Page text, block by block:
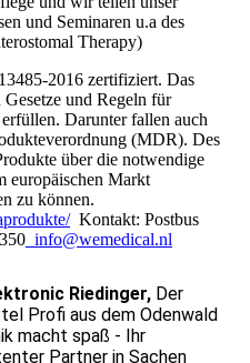
und Seminaren u.a des
Therapy)
2016 zertifiziert. Das
und Regeln für
Darunter fallen auch
(MDR). Des
über die notwendige
europäischen Markt
zu können.
Kontakt: Postbus
info@wemedical.nl
Riedinger, Der
Profi aus dem Odenwald
macht spaß - Ihr
Partner in Sachen